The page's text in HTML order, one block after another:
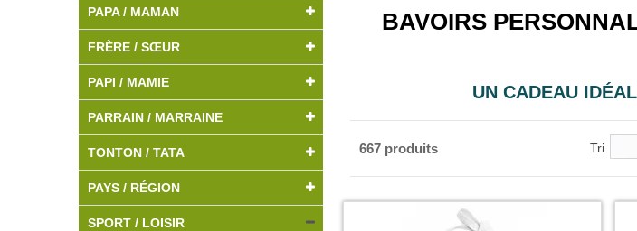
BAVOIRS
UN CADEAU
667 produits Tri
PAPA / MAMAN
FRÈRE / SŒUR
PAPI / MAMIE
PARRAIN / MARRAINE
TONTON / TATA
PAYS / RÉGION
SPORT / LOISIR